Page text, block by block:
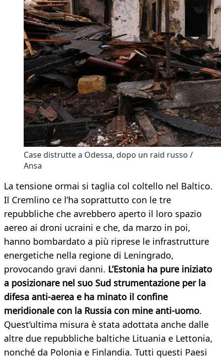
Case distrutte a Odessa, dopo un raid russo /
Ansa
La tensione ormai si taglia col coltello nel Baltico.
Il Cremlino ce l’ha soprattutto con le tre
repubbliche che avrebbero aperto il loro spazio
aereo ai droni ucraini e che, da marzo in poi,
hanno bombardato a più riprese le infrastrutture
energetiche nella regione di Leningrado,
provocando gravi danni. L’Estonia ha pure iniziato
a posizionare nel suo Sud strumentazione per la
difesa anti-aerea e ha minato il confine
meridionale con la Russia con mine anti-uomo.
Quest’ultima misura è stata adottata anche dalle
altre due repubbliche baltiche Lituania e Lettonia,
nonché da Polonia e Finlandia. Tutti questi Paesi